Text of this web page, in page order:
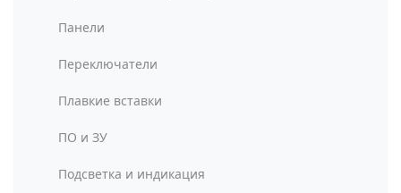
Панели
Переключатели
Плавкие вставки
ПО и ЗУ
Подсветка и индикация